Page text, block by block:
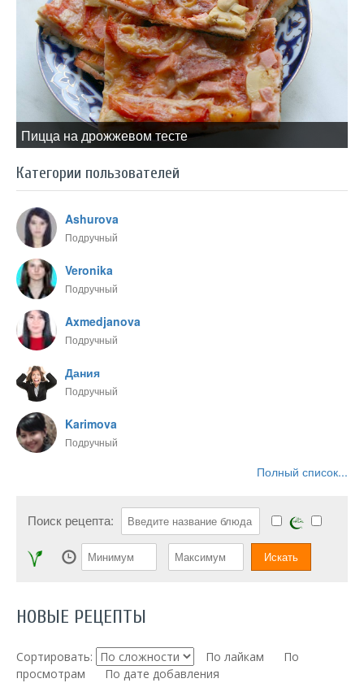
Пицца на дрожжевом тесте
Категории пользователей
Ashurova
Подручный
Veronika
Подручный
Axmedjanova
Подручный
Дания
Подручный
Karimova
Подручный
Полный список...
Поиск рецепта:
НОВЫЕ РЕЦЕПТЫ
Сортировать: По лайкам
По
просмотрам
По дате добавления